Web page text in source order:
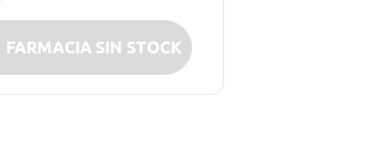
FARMACIA SIN STOCK